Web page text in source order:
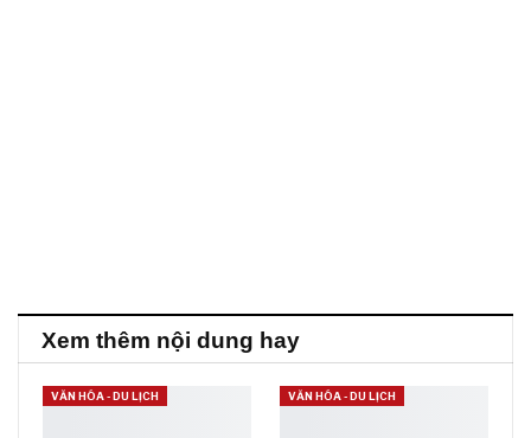
Xem thêm nội dung hay
VĂN HÓA - DU LỊCH VĂN HÓA - DU LỊCH